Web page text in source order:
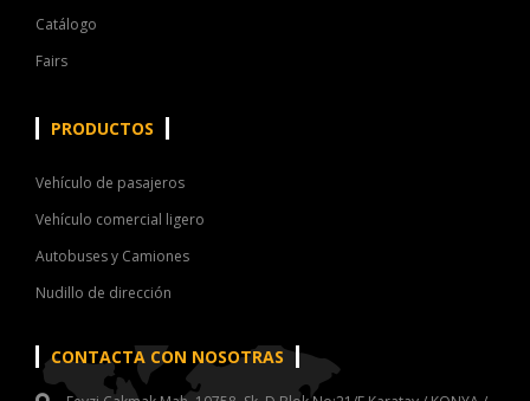
Catálogo
Fairs
PRODUCTOS
Vehículo de pasajeros
Vehículo comercial ligero
Autobuses y Camiones
Nudillo de dirección
CONTACTA CON NOSOTRAS